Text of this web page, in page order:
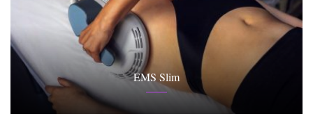
EMS Slim